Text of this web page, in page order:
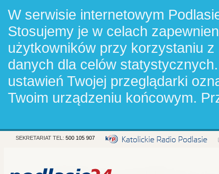
W serwisie internetowym
Stosujemy je w celach
użytkowników przy korzystaniu
danych dla celów
ustawień Twojej przeglądarki
Twoim urządzeniu końcowym.
SEKRETARIAT TEL: 500 105 907